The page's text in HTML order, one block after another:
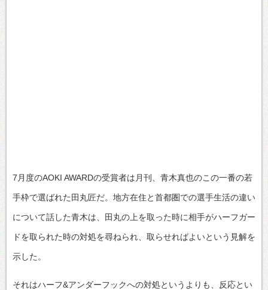
7月度のAOKI AWARDの受賞者は月刊、青木真也のこの一番の若
手枠で選ばれた田丸匠だ。地方在住と首都圏での選手生活の違い
について話した青木は、田丸の上を取った時に相手がハーフガー
ドを取られた時の対処を尋ねられ、取らせればよいという見解を
示した。
それはハーフ&アンダーフックへの対処というよりも、反応とい